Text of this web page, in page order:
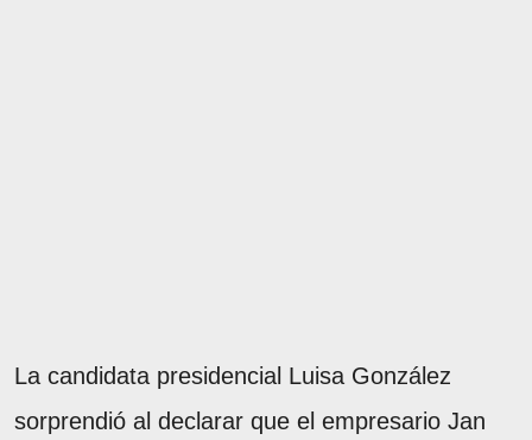
La candidata presidencial Luisa González
sorprendió al declarar que el empresario Jan